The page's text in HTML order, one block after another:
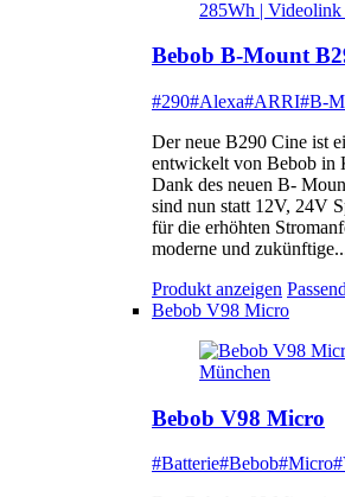
Bebob B-Mount
#290#Alexa#ARRI#B-
Der neue B290 Cine ist
entwickelt von Bebob in
Dank des neuen B-
sind nun statt 12V, 24V
für die erhöhten
moderne und
Produkt anzeigen
Bebob V98 Micro
Bebob V98 Micro
#Batterie#Bebob#Micro